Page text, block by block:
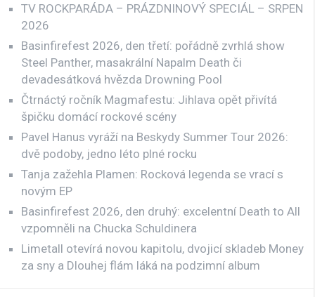
TV ROCKPARÁDA – PRÁZDNINOVÝ SPECIÁL – SRPEN
2026
Basinfirefest 2026, den třetí: pořádně zvrhlá show
Steel Panther, masakrální Napalm Death či
devadesátková hvězda Drowning Pool
Čtrnáctý ročník Magmafestu: Jihlava opět přivítá
špičku domácí rockové scény
Pavel Hanus vyráží na Beskydy Summer Tour 2026:
dvě podoby, jedno léto plné rocku
Tanja zažehla Plamen: Rocková legenda se vrací s
novým EP
Basinfirefest 2026, den druhý: excelentní Death to All
vzpomněli na Chucka Schuldinera
Limetall otevírá novou kapitolu, dvojicí skladeb Money
za sny a Dlouhej flám láká na podzimní album